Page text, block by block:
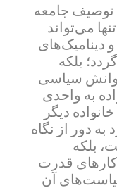
توصیف جامعه
می‌تواند
دینامیک‌های
بلکه
سیاسی
به واحدی
دیگر
دور از نگاه
بلکه
قدرت
آن